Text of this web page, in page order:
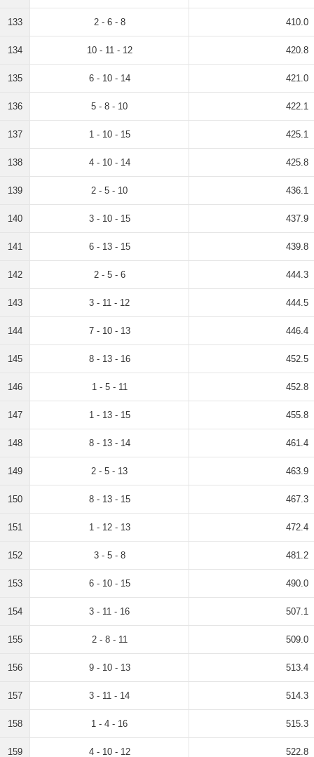
133 2 - 6 - 8 410.0
134 10 - 11 - 12 420.8
135 6 - 10 - 14 421.0
136 5 - 8 - 10 422.1
137 1 - 10 - 15 425.1
138 4 - 10 - 14 425.8
139 2 - 5 - 10 436.1
140 3 - 10 - 15 437.9
141 6 - 13 - 15 439.8
142 2 - 5 - 6 444.3
143 3 - 11 - 12 444.5
144 7 - 10 - 13 446.4
145 8 - 13 - 16 452.5
146 1 - 5 - 11 452.8
147 1 - 13 - 15 455.8
148 8 - 13 - 14 461.4
149 2 - 5 - 13 463.9
150 8 - 13 - 15 467.3
151 1 - 12 - 13 472.4
152 3 - 5 - 8 481.2
153 6 - 10 - 15 490.0
154 3 - 11 - 16 507.1
155 2 - 8 - 11 509.0
156 9 - 10 - 13 513.4
157 3 - 11 - 14 514.3
158 1 - 4 - 16 515.3
159 4 - 10 - 12 522.8